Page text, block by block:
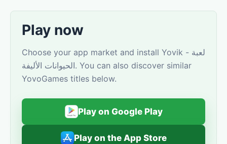
Play now
Choose your app market and install Yovik - لعبة
الحيوانات الأليفة. You can also discover similar
YovoGames titles below.
Play on Google Play
Play on the App Store